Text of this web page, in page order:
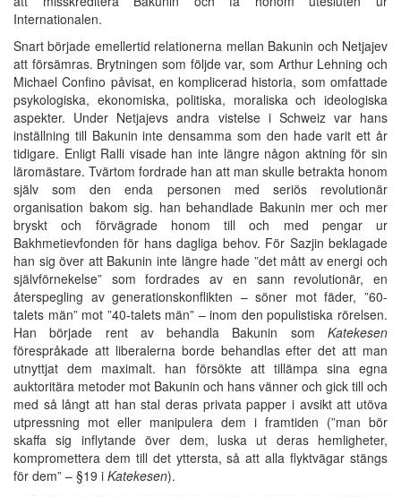
Internationalen.
Snart började emellertid relationerna mellan Bakunin och Netjajev
att försämras. Brytningen som följde var, som Arthur Lehning och
Michael Confino påvisat, en komplicerad historia, som omfattade
psykologiska, ekonomiska, politiska, moraliska och ideologiska
aspekter. Under Netjajevs andra vistelse i Schweiz var hans
inställning till Bakunin inte densamma som den hade varit ett år
tidigare. Enligt Ralli visade han inte längre någon aktning för sin
läromästare. Tvärtom fordrade han att man skulle betrakta honom
själv som den enda personen med seriös revolutionär
organisation bakom sig. han behandlade Bakunin mer och mer
bryskt och förvägrade honom till och med pengar ur
Bakhmetievfonden för hans dagliga behov. För Sazjin beklagade
han sig över att Bakunin inte längre hade ”det mått av energi och
självförnekelse” som fordrades av en sann revolutionär, en
återspegling av generationskonflikten – söner mot fäder, ”60-
talets män” mot ”40-talets män” – inom den populistiska rörelsen.
Han började rent av behandla Bakunin som Katekesen
förespråkade att liberalerna borde behandlas efter det att man
utnyttjat dem maximalt. han försökte att tillämpa sina egna
auktoritära metoder mot Bakunin och hans vänner och gick till och
med så långt att han stal deras privata papper i avsikt att utöva
utpressning mot eller manipulera dem i framtiden (”man bör
skaffa sig inflytande över dem, luska ut deras hemligheter,
kompromettera dem till det yttersta, så att alla flyktvägar stängs
för dem” – §19 i Katekesen).